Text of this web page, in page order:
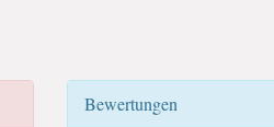
Bewertungen